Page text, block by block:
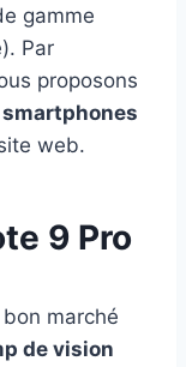
gamme
Par
proposons
smartphones
web.
9 Pro
marché
de vision